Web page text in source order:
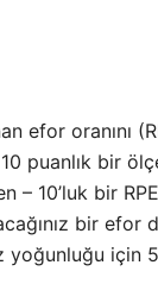
efor oranını
puanlık bir
– 10’luk bir
bir efor
yoğunluğu için